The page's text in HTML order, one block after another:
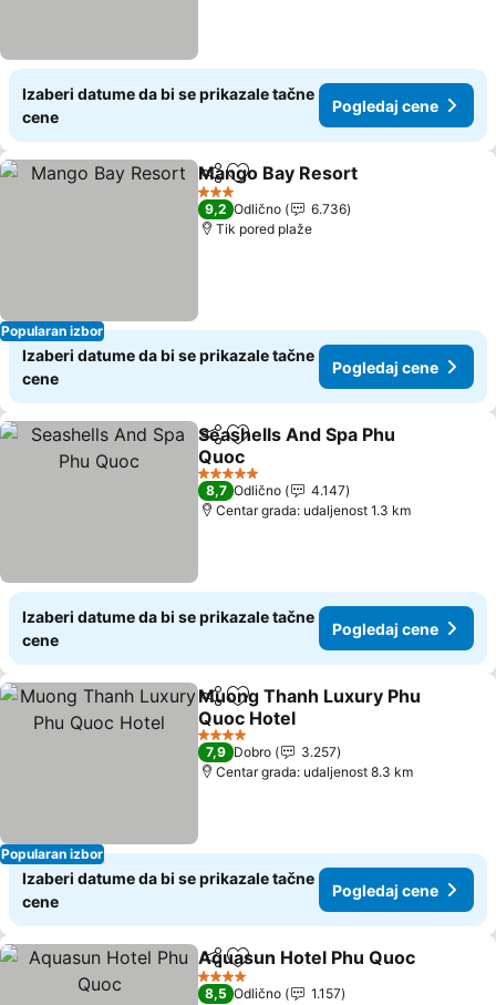
Izaberi datume da bi se prikazale tačne
cene
Pogledaj cene
Popularan izbor
Deli Dodati u favorite
Mango Bay Resort
3 Zvezdice
9,2 Odlično
6.736
Tik pored plaže
Izaberi datume da bi se prikazale tačne
cene
Pogledaj cene
Deli Dodati u favorite
Seashells And Spa Phu
Quoc
Pogledaj cene
5 Zvezdice
8,7 Odlično
4.147
Centar grada: udaljenost 1.3 km
Izaberi datume da bi se prikazale tačne
cene
Pogledaj cene
Popularan izbor
Deli Dodati u favorite
Muong Thanh Luxury Phu
Quoc Hotel
Pogledaj cene
4 Zvezdice
7,9 Dobro
3.257
Centar grada: udaljenost 8.3 km
Izaberi datume da bi se prikazale tačne
cene
Pogledaj cene
Deli Dodati u favorite
Aquasun Hotel Phu Quoc
4 Zvezdice
8,5 Odlično 1.157